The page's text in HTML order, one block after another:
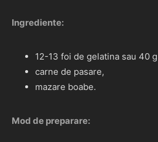
Ingrediente:
12-13 foi de gelatina sau 40
carne de pasare,
mazare boabe.
Mod de preparare: